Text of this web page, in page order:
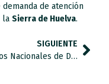
de atención
laSierra de Huelva.
SIGUIENTE
Premios Nacionales de Discapacidad Reina Letizia